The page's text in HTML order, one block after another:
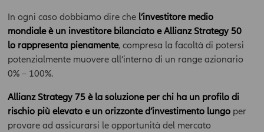
e comunque sempre consultare la documentazione d’offerta
presente sul sitowww.allianzdarta.ie. La Compagnia non
garantisce l’aggiornamento, l’accuratezza, la completezza e
l’idoneità allo scopo dei dati e delle informazioni presenti
nell’Area; l’utilizzo e la diffusione di tali dati e informazioni da
parte dell’utente avviene, pertanto, sotto la propria esclusiva
informazioni pubblicate nell’ Area siano prodotte sulla base di
fonti attendibili; la Compagnia tuttavia non potrà in ogni caso
essere ritenuta responsabile per l'eventuale non accuratezza o
In ogni caso dobbiamo dire che l’investitore medio
mondiale è un investitore bilanciato e Allianz Strategy 50
lo rappresenta pienamente, compresa la facoltà di potersi
potenzialmente muovere all’interno di un range azionario
0% – 100%.
Allianz Strategy 75 è la soluzione per chi ha un profilo di
rischio più elevato e un orizzonte d’investimento lungoper
provare ad assicurarsi le opportunità del mercato